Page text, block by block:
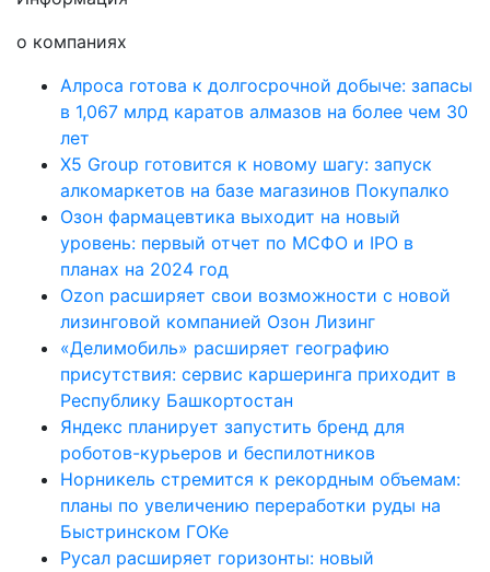
о компаниях
Алроса готова к долгосрочной добыче: запасы
в 1,067 млрд каратов алмазов на более чем 30
лет
X5 Group готовится к новому шагу: запуск
алкомаркетов на базе магазинов Покупалко
Озон фармацевтика выходит на новый
уровень: первый отчет по МСФО и IPO в
планах на 2024 год
Ozon расширяет свои возможности с новой
лизинговой компанией Озон Лизинг
«Делимобиль» расширяет географию
присутствия: сервис каршеринга приходит в
Республику Башкортостан
Яндекс планирует запустить бренд для
роботов-курьеров и беспилотников
Норникель стремится к рекордным объемам:
планы по увеличению переработки руды на
Быстринском ГОКе
Русал расширяет горизонты: новый